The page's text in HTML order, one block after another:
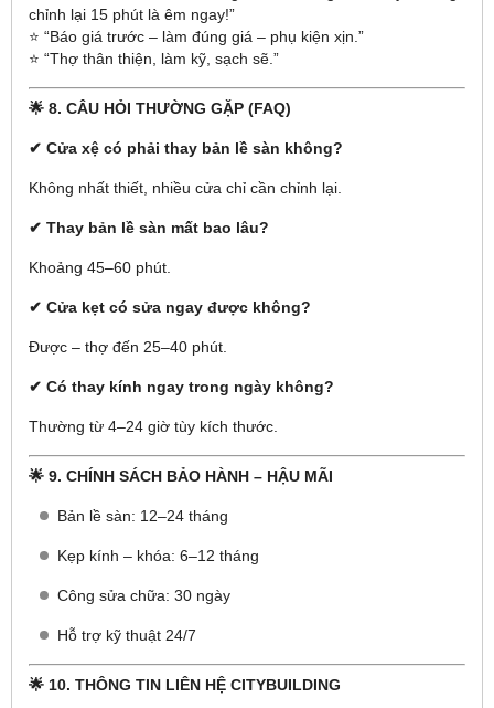
chỉnh lại 15 phút là êm ngay!”
⭐ “Báo giá trước – làm đúng giá – phụ kiện xịn.”
⭐ “Thợ thân thiện, làm kỹ, sạch sẽ.”
🌟 8. CÂU HỎI THƯỜNG GẶP (FAQ)
✔ Cửa xệ có phải thay bản lề sàn không?
Không nhất thiết, nhiều cửa chỉ cần chỉnh lại.
✔ Thay bản lề sàn mất bao lâu?
Khoảng 45–60 phút.
✔ Cửa kẹt có sửa ngay được không?
Được – thợ đến 25–40 phút.
✔ Có thay kính ngay trong ngày không?
Thường từ 4–24 giờ tùy kích thước.
🌟 9. CHÍNH SÁCH BẢO HÀNH – HẬU MÃI
Bản lề sàn: 12–24 tháng
Kẹp kính – khóa: 6–12 tháng
Công sửa chữa: 30 ngày
Hỗ trợ kỹ thuật 24/7
🌟 10. THÔNG TIN LIÊN HỆ CITYBUILDING